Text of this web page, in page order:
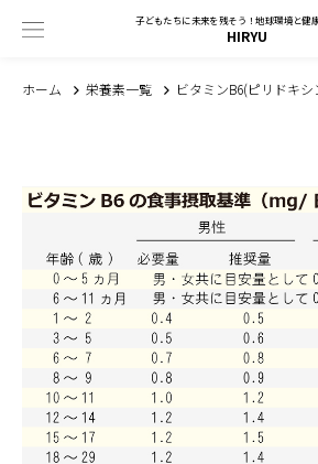
子どもたちに未来を残そう！地球環境と健
HIRYU
ホーム 栄養素一覧 ビタミンB6(ピリドキシ